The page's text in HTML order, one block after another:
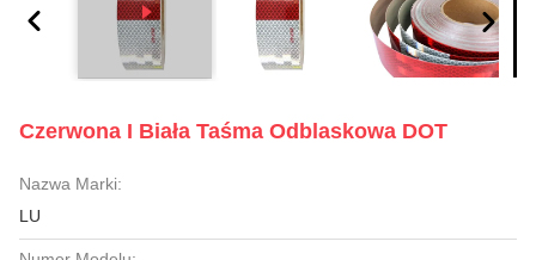
Czerwona I Biała Taśma Odblaskowa DOT
Nazwa Marki:
LU